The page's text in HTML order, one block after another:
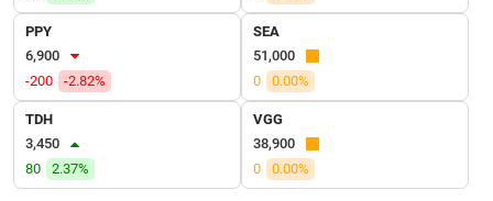
PPY
6,900
-200
-2.82%
SEA
51,000
0
0.00%
TDH
3,450
80
2.37%
VGG
38,900
0
0.00%
BẤT
ĐỘNG
SẢN
Mã